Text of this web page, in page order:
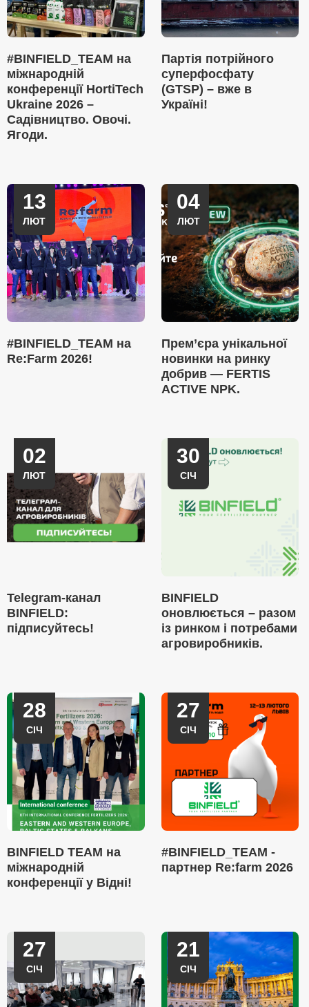
#BINFIELD_TEAM на
міжнародній
конференції HortiTech
Ukraine 2026 –
Садівництво. Овочі.
Ягоди.
Партія потрійного
суперфосфату
(GTSP) – вже в
Україні!
13
ЛЮТ
#BINFIELD_TEAM на
Re:Farm 2026!
04
ЛЮТ
Прем’єра унікальної
новинки на ринку
добрив — FERTIS
ACTIVE NPK.
02
ЛЮТ
Telegram-канал
BINFIELD:
підписуйтесь!
30
СІЧ
BINFIELD
оновлюється – разом
із ринком і потребами
агровиробників.
28
СІЧ
BINFIELD TEAM на
міжнародній
конференції у Відні!
27
СІЧ
#BINFIELD_TEAM -
партнер Re:farm 2026
27
СІЧ
21
СІЧ